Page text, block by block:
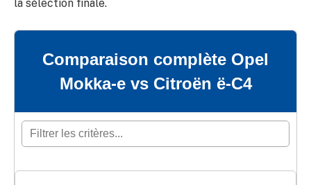
la sélection finale.
Comparaison complète Opel
Mokka-e vs Citroën ë-C4